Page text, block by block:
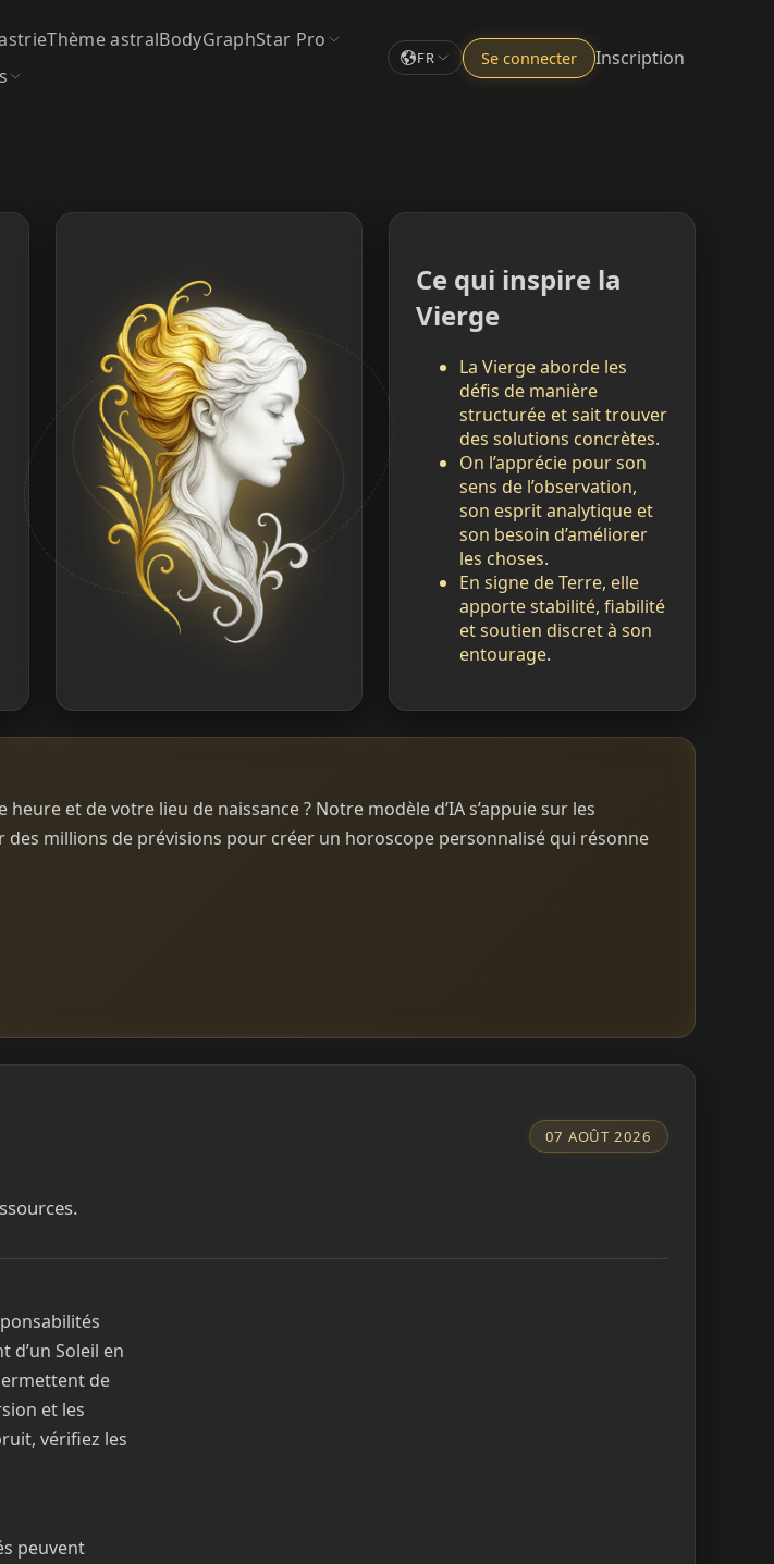
Thème astralBodyGraphStar Pro
FR Se connecter Inscription
Ce qui inspire la
Vierge
La Vierge aborde les
défis de manière
structurée et sait trouver
des solutions concrètes.
On l’apprécie pour son
sens de l’observation,
son esprit analytique et
son besoin d’améliorer
les choses.
En signe de Terre, elle
apporte stabilité, fiabilité
et soutien discret à son
entourage.
et de votre lieu de naissance ? Notre modèle d’IA s’appuie sur les
millions de prévisions pour créer un horoscope personnalisé qui résonne
07 AOÛT 2026
Soleil en
de
et les
vérifiez les
peuvent